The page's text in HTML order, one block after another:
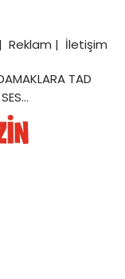
| Reklam | İletişim
TAD